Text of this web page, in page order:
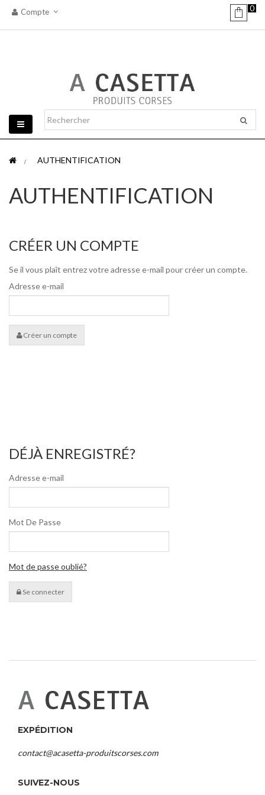
0
Compte
Basculer
la
>
AUTHENTIFICATION
AUTHENTIFICATION
CRÉER UN COMPTE
Se il vous plaît entrez votre adresse e-mail pour créer un compte.
Adresse e-mail
Créer un compte
DÉJÀ ENREGISTRÉ?
Adresse e-mail
Mot De Passe
Mot de passe oublié?
Se connecter
EXPÉDITION
contact@acasetta-produitscorses.com
SUIVEZ-NOUS